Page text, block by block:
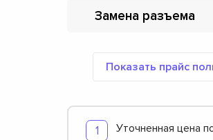
Замена разъема
Показать прайс
Уточненная цена